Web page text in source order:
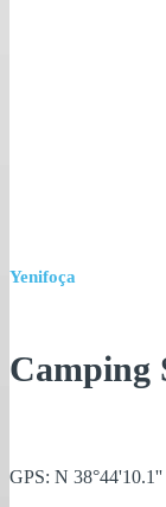
Yenifoça
Camping
GPS: N